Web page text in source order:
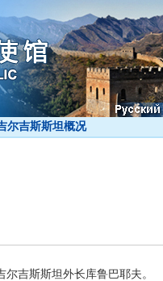
尔吉斯斯坦概况
吉斯斯坦外长库鲁巴耶夫。